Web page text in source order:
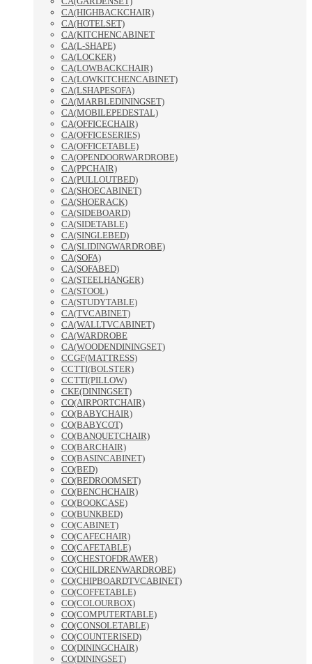
CA(HIGHBACKCHAIR)
CA(HOTELSET)
CA(KITCHENCABINET
CA(L-SHAPE)
CA(LOCKER)
CA(LOWBACKCHAIR)
CA(LOWKITCHENCABINET)
CA(LSHAPESOFA)
CA(MARBLEDININGSET)
CA(MOBILEPEDESTAL)
CA(OFFICECHAIR)
CA(OFFICESERIES)
CA(OFFICETABLE)
CA(OPENDOORWARDROBE)
CA(PPCHAIR)
CA(PULLOUTBED)
CA(SHOECABINET)
CA(SHOERACK)
CA(SIDEBOARD)
CA(SIDETABLE)
CA(SINGLEBED)
CA(SLIDINGWARDROBE)
CA(SOFA)
CA(SOFABED)
CA(STEELHANGER)
CA(STOOL)
CA(STUDYTABLE)
CA(TVCABINET)
CA(WALLTVCABINET)
CA(WARDROBE
CA(WOODENDININGSET)
CCGF(MATTRESS)
CCTTI(BOLSTER)
CCTTI(PILLOW)
CKE(DININGSET)
CO(AIRPORTCHAIR)
CO(BABYCHAIR)
CO(BABYCOT)
CO(BANQUETCHAIR)
CO(BARCHAIR)
CO(BASINCABINET)
CO(BED)
CO(BEDROOMSET)
CO(BENCHCHAIR)
CO(BOOKCASE)
CO(BUNKBED)
CO(CABINET)
CO(CAFECHAIR)
CO(CAFETABLE)
CO(CHESTOFDRAWER)
CO(CHILDRENWARDROBE)
CO(CHIPBOARDTVCABINET)
CO(COFFETABLE)
CO(COLOURBOX)
CO(COMPUTERTABLE)
CO(CONSOLETABLE)
CO(COUNTERISED)
CO(DININGCHAIR)
CO(DININGSET)